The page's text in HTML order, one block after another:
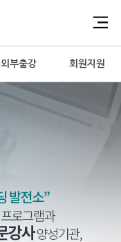
외부출강 회원지원